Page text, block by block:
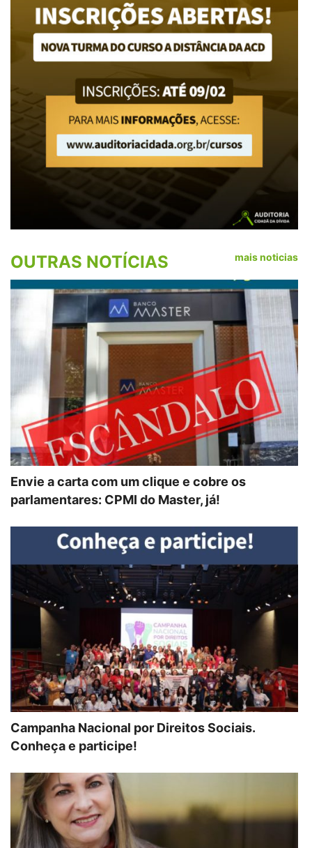
OUTRAS NOTÍCIAS mais noticias
Envie a carta com um clique e cobre os
parlamentares: CPMI do Master, já!
Campanha Nacional por Direitos Sociais.
Conheça e participe!